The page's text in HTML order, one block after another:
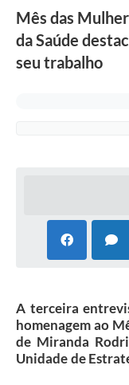
Mês das
da Saúde
seu trabalho
A terceira
homenagem ao
de Miranda
Unidade de